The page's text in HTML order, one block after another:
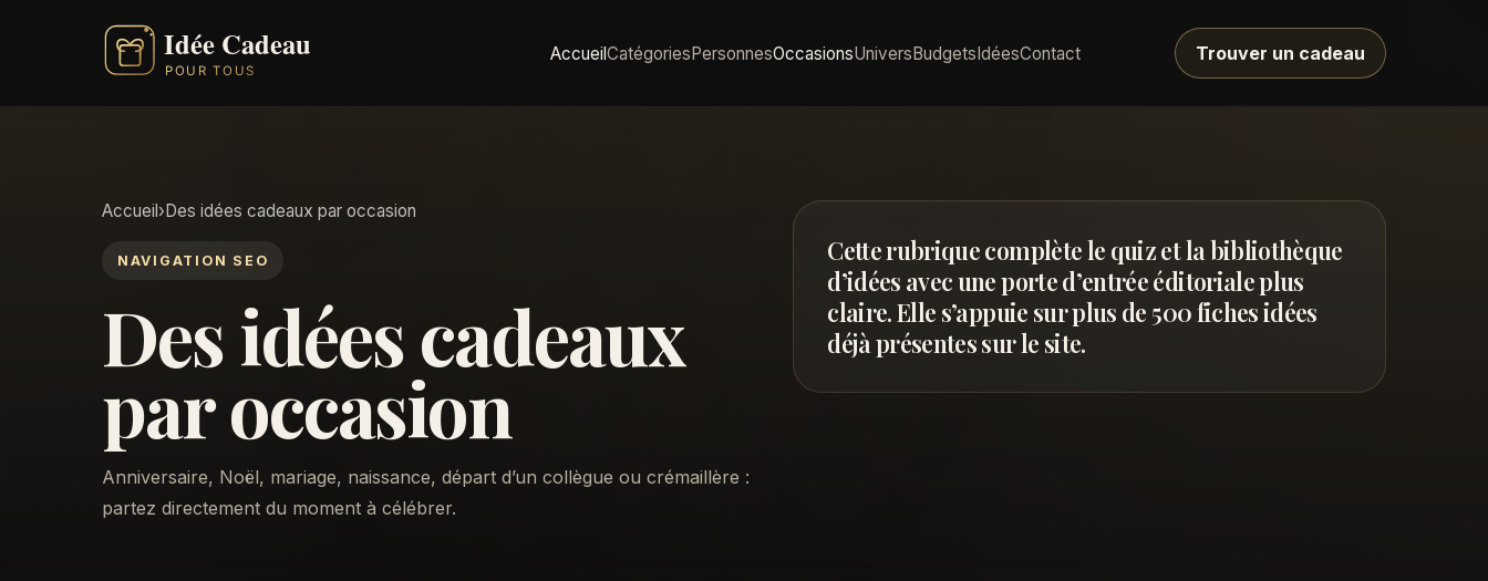
AccueilCatégoriesPersonnesOccasionsUniversBudgetsIdéesContact Trouver un cadeau
Accueil›Des idées cadeaux par occasion
NAVIGATION SEO
Des idées cadeaux
par occasion
Anniversaire, Noël, mariage, naissance, départ d’un collègue ou crémaillère :
partez directement du moment à célébrer.
Cette rubrique complète le quiz et la bibliothèque
d’idées avec une porte d’entrée éditoriale plus
claire. Elle s’appuie sur plus de 500 fiches idées
déjà présentes sur le site.